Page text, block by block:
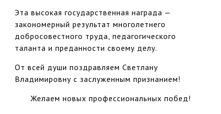
Эта высокая государственная награда —
закономерный результат многолетнего
добросовестного труда, педагогического
таланта и преданности своему делу.
От всей души поздравляем Светлану
Владимировну с заслуженным признанием!
Желаем новых профессиональных побед!